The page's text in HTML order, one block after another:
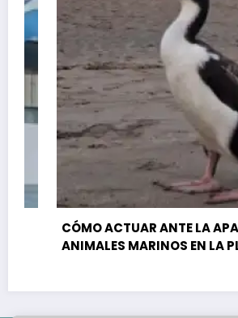
CÓMO ACTUAR ANTE LA
ANIMALES MARINOS EN LA PLAYA